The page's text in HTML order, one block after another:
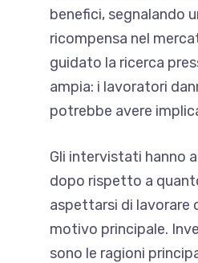
benefici, segnalando
ricompensa nel
guidato la ricerca
ampia: i lavoratori
potrebbe avere
Gli intervistati hanno
dopo rispetto a
aspettarsi di lavorare
motivo principale.
sono le ragioni